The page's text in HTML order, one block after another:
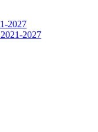
2027
2027